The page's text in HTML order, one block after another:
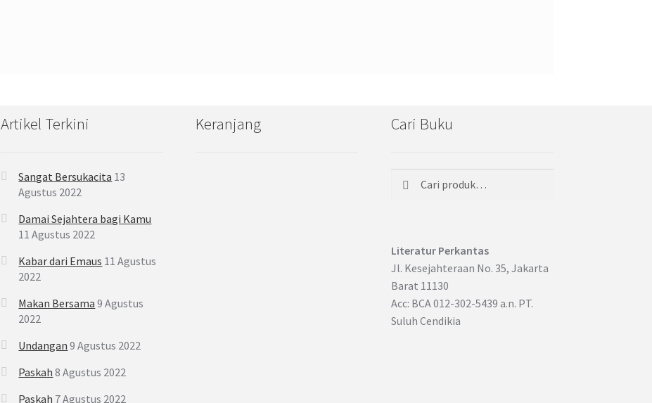
Artikel Terkini
Sangat Bersukacita 13
Agustus 2022
Damai Sejahtera bagi Kamu
11 Agustus 2022
Kabar dari Emaus 11 Agustus
2022
Makan Bersama 9 Agustus
2022
Undangan 9 Agustus 2022
Paskah 8 Agustus 2022
Paskah 7 Agustus 2022
Keranjang Cari Buku
Pencarian
Literatur Perkantas
Jl. Kesejahteraan No. 35, Jakarta
Barat 11130
Acc: BCA 012-302-5439 a.n. PT.
Suluh Cendikia